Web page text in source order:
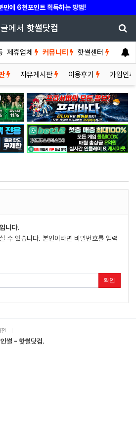
만에 6천포인트 획득하는 방법!
에서 핫썰닷컴
제휴업체 커뮤니티 핫썰센터
자유게시판 이용후기 가입인
니다.
수 있습니다. 본인이라면 비밀번호를 입력
확인
썰 - 핫썰닷컴.